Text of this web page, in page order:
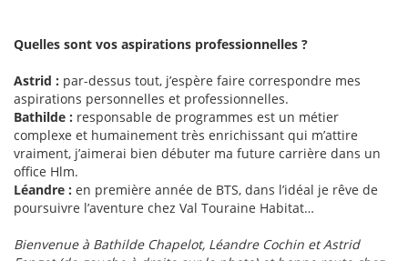
Quelles sont vos aspirations professionnelles ?
Astrid : par-dessus tout, j’espère faire correspondre mes
aspirations personnelles et professionnelles.
Bathilde : responsable de programmes est un métier
complexe et humainement très enrichissant qui m’attire
vraiment, j’aimerai bien débuter ma future carrière dans un
office Hlm.
Léandre : en première année de BTS, dans l’idéal je rêve de
poursuivre l’aventure chez Val Touraine Habitat…
Bienvenue à Bathilde Chapelot, Léandre Cochin et Astrid